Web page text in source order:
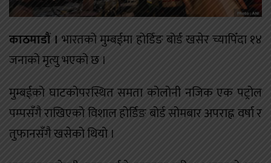
काठमाडौं । भारतको मुम्बईमा होर्डिङ बोर्ड खसेर च्यापिँदा १४
जनाको मृत्यु भएको छ ।
मुम्बईको घाटकोपरस्थित समता कोलोनी नजिक एक पट्रोल
पम्पसँगै राखिएको विशाल होर्डिङ बोर्ड सोमबार अपराह्न वर्षा र
तुफानसँगै खसेको थियो ।